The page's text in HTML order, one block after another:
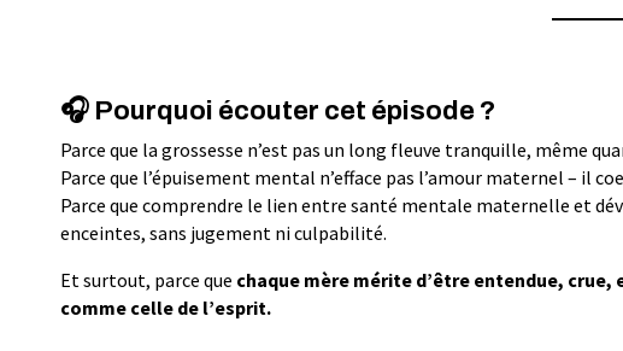
🎧 Pourquoi écouter cet épisode ?
Parce que la grossesse n’est pas un long fleuve tranquille, même
Parce que l’épuisement mental n’efface pas l’amour maternel – il
Parce que comprendre le lien entre santé mentale maternelle et
enceintes, sans jugement ni culpabilité.
Et surtout, parce que chaque mère mérite d’être entendue,
comme celle de l’esprit.